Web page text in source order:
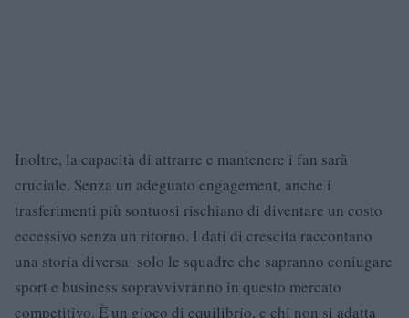
Inoltre, la capacità di attrarre e mantenere i fan sarà
cruciale. Senza un adeguato engagement, anche i
trasferimenti più sontuosi rischiano di diventare un costo
eccessivo senza un ritorno. I dati di crescita raccontano
una storia diversa: solo le squadre che sapranno coniugare
sport e business sopravvivranno in questo mercato
competitivo. È un gioco di equilibrio, e chi non si adatta